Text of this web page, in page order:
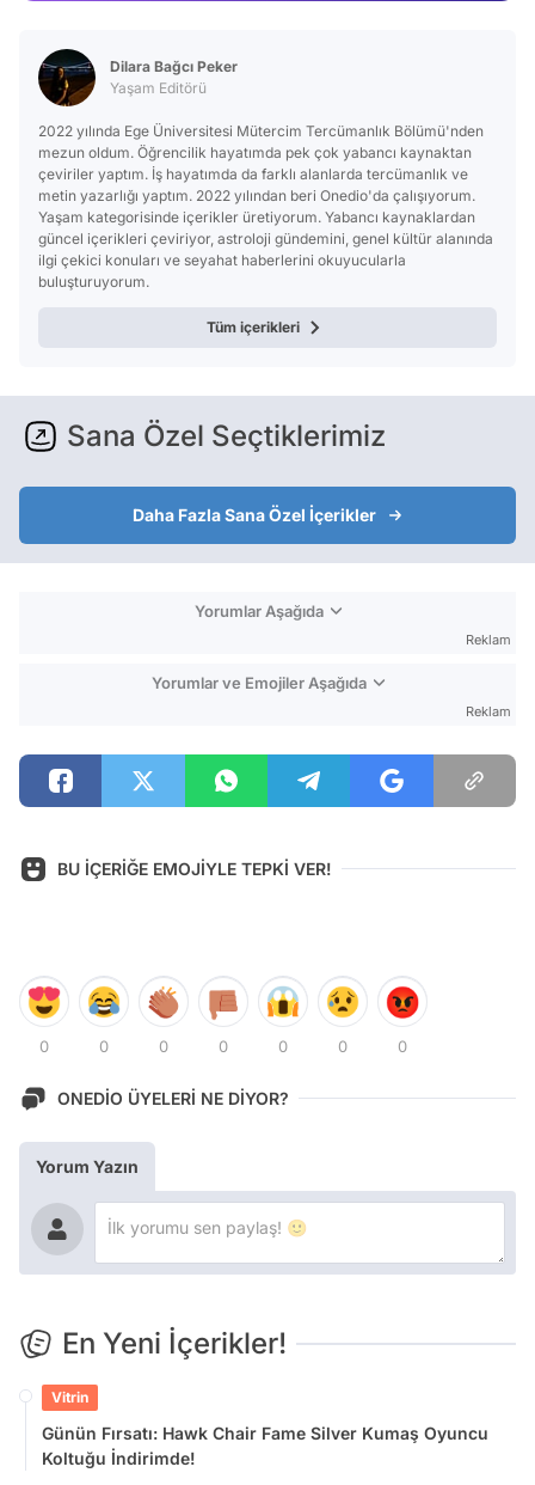
Dilara Bağcı Peker
Yaşam Editörü
2022 yılında Ege Üniversitesi Mütercim Tercümanlık Bölümü'nden
mezun oldum. Öğrencilik hayatımda pek çok yabancı kaynaktan
çeviriler yaptım. İş hayatımda da farklı alanlarda tercümanlık ve
metin yazarlığı yaptım. 2022 yılından beri Onedio'da çalışıyorum.
Yaşam kategorisinde içerikler üretiyorum. Yabancı kaynaklardan
güncel içerikleri çeviriyor, astroloji gündemini, genel kültür alanında
ilgi çekici konuları ve seyahat haberlerini okuyucularla
buluşturuyorum.
Tüm içerikleri
Sana Özel Seçtiklerimiz
Daha Fazla Sana Özel İçerikler
Yorumlar Aşağıda
Reklam
Yorumlar ve Emojiler Aşağıda
Reklam
BU İÇERİĞE EMOJİYLE TEPKİ VER!
0 0 0 0 0 0 0
ONEDİO ÜYELERİ NE DİYOR?
Yorum Yazın
En Yeni İçerikler!
Vitrin
Günün Fırsatı: Hawk Chair Fame Silver Kumaş Oyuncu
Koltuğu İndirimde!